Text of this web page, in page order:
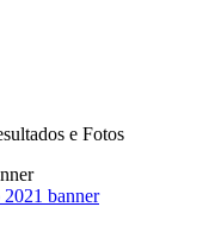
e Fotos